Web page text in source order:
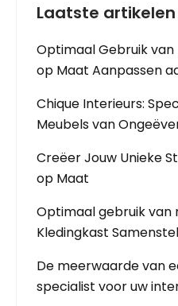
Laatste artikelen
Optimaal Gebruik van
op Maat Aanpassen
Chique Interieurs:
Meubels van
Creëer Jouw Unieke
op Maat
Optimaal gebruik van
Kledingkast
De meerwaarde van
specialist voor uw